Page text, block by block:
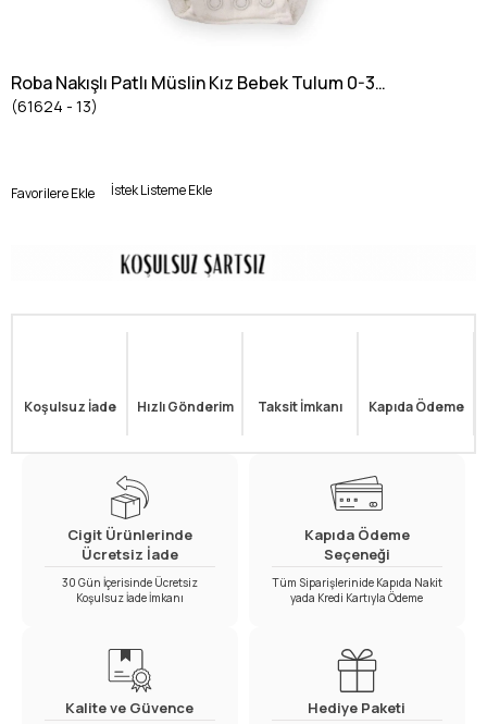
Roba Nakışlı Patlı Müslin Kız Bebek Tulum 0-3
yaş Ekru
(61624 - 13)
Favorilere Ekle İstek Listeme Ekle
Koşulsuz İade Hızlı Gönderim Taksit İmkanı Kapıda Ödeme
Cigit Ürünlerinde
Ücretsiz İade
30 Gün İçerisinde Ücretsiz
Koşulsuz İade İmkanı
Kapıda Ödeme
Seçeneği
Tüm Siparişlerinide Kapıda Nakit
yada Kredi Kartıyla Ödeme
Kalite ve Güvence Hediye Paketi